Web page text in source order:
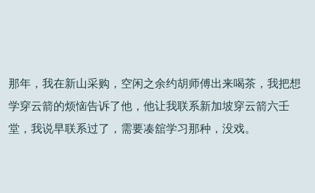
那年，我在新山采购，空闲之余约胡师傅出来喝茶，我把想
学穿云箭的烦恼告诉了他，他让我联系新加坡穿云箭六壬
堂，我说早联系过了，需要凑舘学习那种，没戏。